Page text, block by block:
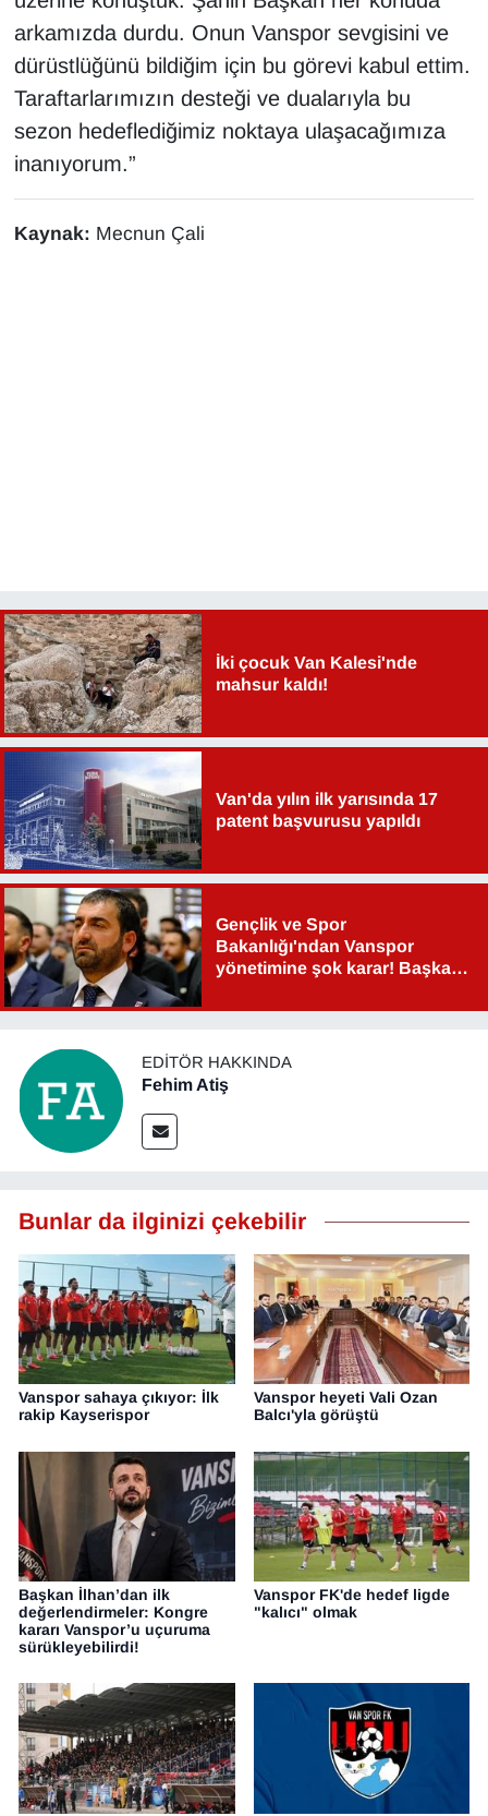
arkamızda durdu. Onun Vanspor sevgisini ve
dürüstlüğünü bildiğim için bu görevi kabul ettim.
Taraftarlarımızın desteği ve dualarıyla bu
sezon hedeflediğimiz noktaya ulaşacağımıza
inanıyorum.”
Kaynak: Mecnun Çali
İki çocuk Van Kalesi'nde
mahsur kaldı!
Van'da yılın ilk yarısında 17
patent başvurusu yapıldı
Gençlik ve Spor
Bakanlığı'ndan Vanspor
yönetimine şok karar! Başkan
EDITÖR HAKKINDA
Fehim Atiş
Bunlar da ilginizi çekebilir
Vanspor sahaya çıkıyor: İlk
rakip Kayserispor
Vanspor heyeti Vali Ozan
Balcı'yla görüştü
Başkan İlhan’dan ilk
değerlendirmeler: Kongre
kararı Vanspor’u uçuruma
sürükleyebilirdi!
Vanspor FK'de hedef ligde
"kalıcı" olmak